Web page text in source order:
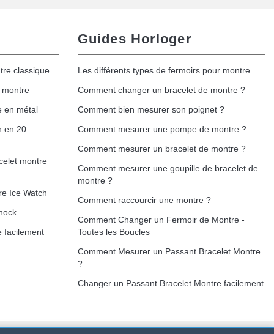
classique
en métal
en 20
montre
Ice Watch
facilement
Guides Horloger
Les différents types de fermoirs pour montre
Comment changer un bracelet de montre ?
Comment bien mesurer son poignet ?
Comment mesurer une pompe de montre ?
Comment mesurer un bracelet de montre ?
Comment mesurer une goupille de bracelet de
montre ?
Comment raccourcir une montre ?
Comment Changer un Fermoir de Montre -
Toutes les Boucles
Comment Mesurer un Passant Bracelet Montre
?
Changer un Passant Bracelet Montre facilement